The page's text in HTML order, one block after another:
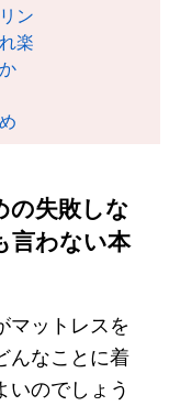
ン
楽
の失敗しな
言わない本
マットレスを
んなことに着
いのでしょう